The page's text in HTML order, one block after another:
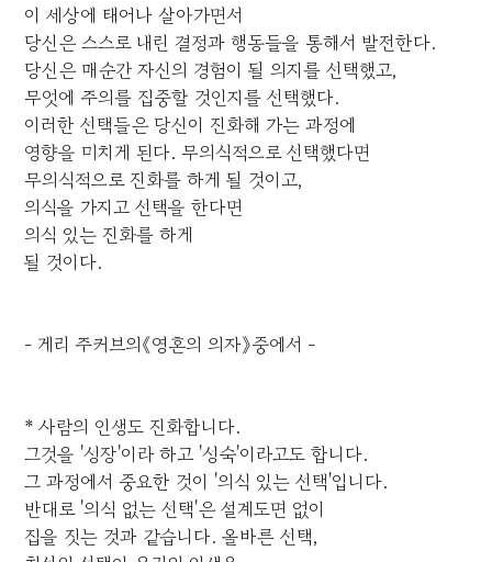
이 세상에 태어나 살아가면서
당신은 스스로 내린 결정과 행동들을 통해서 발전한다.
당신은 매순간 자신의 경험이 될 의지를 선택했고,
무엇에 주의를 집중할 것인지를 선택했다.
이러한 선택들은 당신이 진화해 가는 과정에
영향을 미치게 된다. 무의식적으로 선택했다면
무의식적으로 진화를 하게 될 것이고,
의식을 가지고 선택을 한다면
의식 있는 진화를 하게
될 것이다.
- 게리 주커브의《영혼의 의자》중에서 -
* 사람의 인생도 진화합니다.
그것을 '성장'이라 하고 '성숙'이라고도 합니다.
그 과정에서 중요한 것이 '의식 있는 선택'입니다.
반대로 '의식 없는 선택'은 설계도면 없이
집을 짓는 것과 같습니다. 올바른 선택,